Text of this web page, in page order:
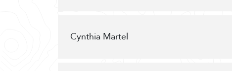
Cynthia Martel